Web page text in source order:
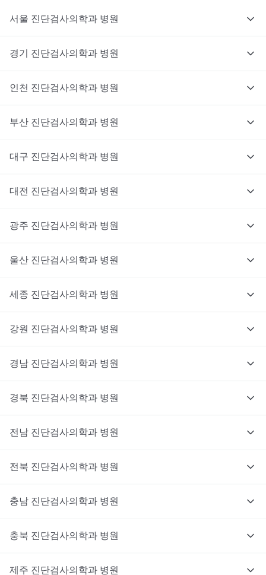
서울 진단검사의학과 병원
경기 진단검사의학과 병원
인천 진단검사의학과 병원
부산 진단검사의학과 병원
대구 진단검사의학과 병원
대전 진단검사의학과 병원
광주 진단검사의학과 병원
울산 진단검사의학과 병원
세종 진단검사의학과 병원
강원 진단검사의학과 병원
경남 진단검사의학과 병원
경북 진단검사의학과 병원
전남 진단검사의학과 병원
전북 진단검사의학과 병원
충남 진단검사의학과 병원
충북 진단검사의학과 병원
제주 진단검사의학과 병원
대기없이 진료를 받고 싶으신가요?